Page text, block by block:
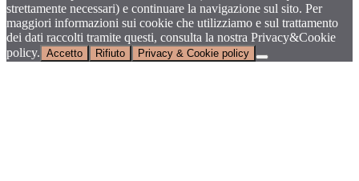
strettamente necessari) e continuare la navigazione sul sito. Per
maggiori informazioni sui cookie che utilizziamo e sul trattamento
dei dati raccolti tramite questi, consulta la nostra Privacy&Cookie
policy. Accetto Rifiuto Privacy & Cookie policy